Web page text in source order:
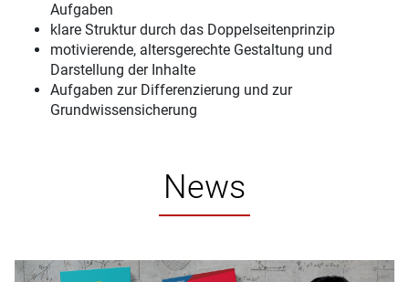
Aufgaben
klare Struktur durch das Doppelseitenprinzip
motivierende, altersgerechte Gestaltung und
Darstellung der Inhalte
Aufgaben zur Differenzierung und zur
Grundwissensicherung
News